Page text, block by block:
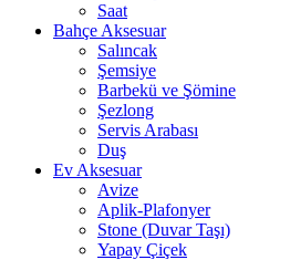
Saat
Bahçe Aksesuar
Salıncak
Şemsiye
Barbekü ve Şömine
Şezlong
Servis Arabası
Duş
Ev Aksesuar
Avize
Aplik-Plafonyer
Stone (Duvar Taşı)
Yapay Çiçek